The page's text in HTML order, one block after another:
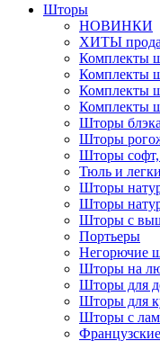
Шторы
НОВИНКИ
ХИТЫ
Комплекты
Комплекты
Комплекты
Шторы
Шторы
Шторы софт,
Тюль и
Шторы
Шторы
Шторы с
Портьеры
Негорючие
Шторы на
Шторы для
Шторы для
Шторы с